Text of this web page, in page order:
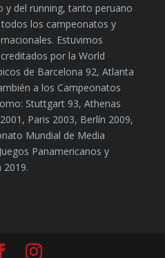
y del running, tanto peruano
los campeonatos y
Estuvimos
por la World
de Barcelona 92, Atlanta
a los Campeonatos
Stuttgart 93, Athenas
Paris 2003, Berlín 2009,
Mundial de Media
Panamericanos y
2019.